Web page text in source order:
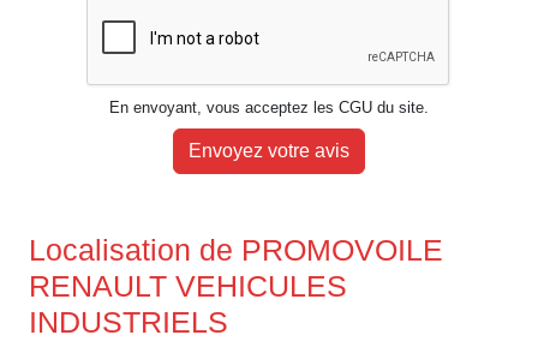
En envoyant, vous acceptez les CGU du site.
Envoyez votre avis
Localisation de PROMOVOILE
RENAULT VEHICULES
INDUSTRIELS